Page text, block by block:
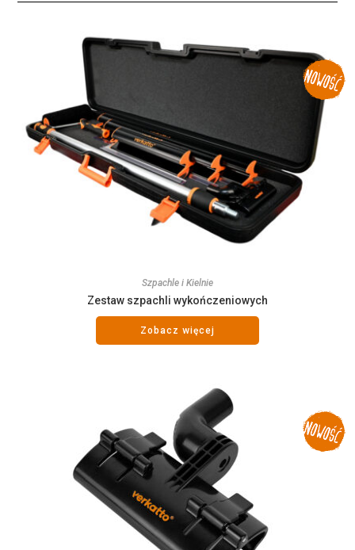
Szpachle i Kielnie
Zestaw szpachli wykończeniowych
Zobacz więcej